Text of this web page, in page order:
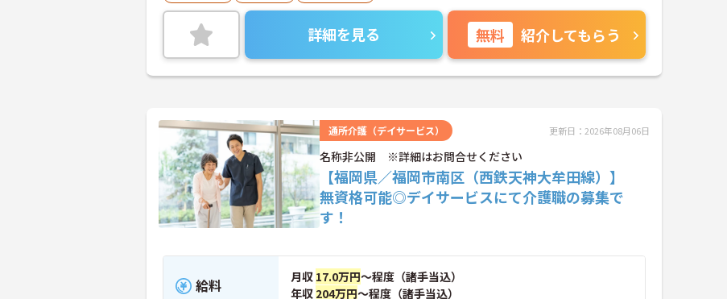
詳細を見る 無料 紹介してもらう
通所介護（デイサービス） 更新日：2026年08月06日
名称非公開 ※詳細はお問合せください
【福岡県／福岡市南区（西鉄天神大牟田線）】
無資格可能◎デイサービスにて介護職の募集で
す！
給料 月収 17.0万円～程度（諸手当込）
年収 204万円～程度（諸手当込）